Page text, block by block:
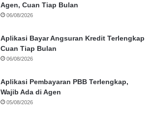
Agen, Cuan Tiap Bulan
06/08/2026
Aplikasi Bayar Angsuran Kredit Terlengkap
Cuan Tiap Bulan
06/08/2026
Aplikasi Pembayaran PBB Terlengkap,
Wajib Ada di Agen
05/08/2026